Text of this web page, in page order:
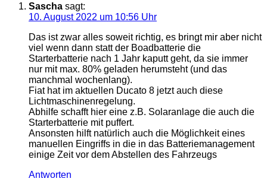
Sascha sagt:
10. August 2022 um 10:56 Uhr
Das ist zwar alles soweit richtig, es bringt mir aber nicht
viel wenn dann statt der Boadbatterie die
Starterbatterie nach 1 Jahr kaputt geht, da sie immer
nur mit max. 80% geladen herumsteht (und das
manchmal wochenlang).
Fiat hat im aktuellen Ducato 8 jetzt auch diese
Lichtmaschinenregelung.
Abhilfe schafft hier eine z.B. Solaranlage die auch die
Starterbatterie mit puffert.
Ansonsten hilft natürlich auch die Möglichkeit eines
manuellen Eingriffs in die in das Batteriemanagement
einige Zeit vor dem Abstellen des Fahrzeugs
Antworten